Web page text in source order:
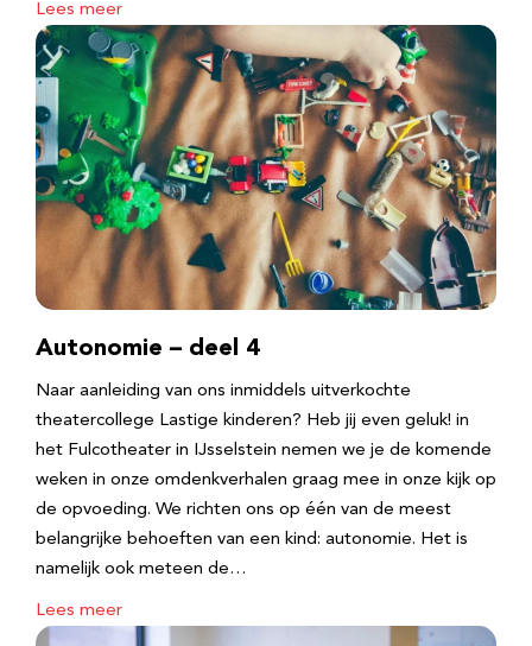
Lees meer
Autonomie – deel 4
Naar aanleiding van ons inmiddels uitverkochte
theatercollege Lastige kinderen? Heb jij even geluk! in
het Fulcotheater in IJsselstein nemen we je de komende
weken in onze omdenkverhalen graag mee in onze kijk op
de opvoeding. We richten ons op één van de meest
belangrijke behoeften van een kind: autonomie. Het is
namelijk ook meteen de…
Lees meer